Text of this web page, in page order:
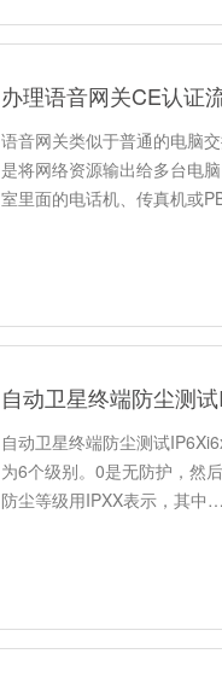
办理语音网关CE认证
语音网关类似于普通的电脑
是将网络资源输出给多台电
室里面的电话机、传真机或
自动卫星终端防尘测
自动卫星终端防尘测试
为6个级别。0是无防护，然
防尘等级用IPXX表示，其中…